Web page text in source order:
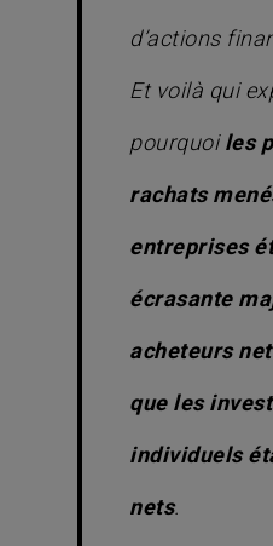
d’actions
Et voilà qui
pourquoiles
rachats
entreprises
écrasante
acheteurs
que les
individuels
nets.